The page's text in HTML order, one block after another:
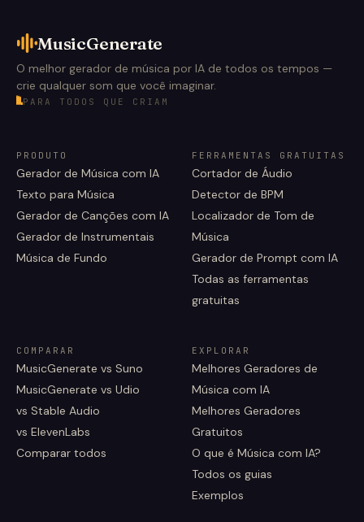
MusicGenerate
O melhor gerador de música por IA de todos os tempos —
crie qualquer som que você imaginar.
PARA TODOS QUE CRIAM
PRODUTO
Gerador de Música com IA
Texto para Música
Gerador de Canções com IA
Gerador de Instrumentais
Música de Fundo
FERRAMENTAS GRATUITAS
Cortador de Áudio
Detector de BPM
Localizador de Tom de
Música
Gerador de Prompt com IA
Todas as ferramentas
gratuitas
COMPARAR
MusicGenerate vs Suno
MusicGenerate vs Udio
vs Stable Audio
vs ElevenLabs
Comparar todos
EXPLORAR
Melhores Geradores de
Música com IA
Melhores Geradores
Gratuitos
O que é Música com IA?
Todos os guias
Exemplos